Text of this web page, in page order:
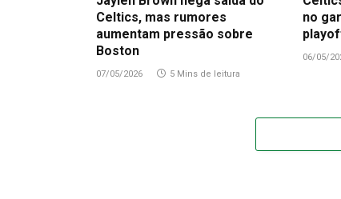
Celtics, mas rumores
aumentam pressão sobre
Boston
07/05/2026 5 Mins de leitura
no
06/05/